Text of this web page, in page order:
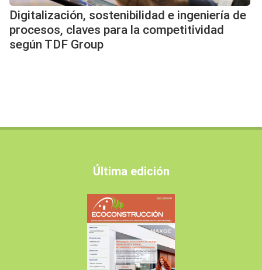
Digitalización, sostenibilidad e ingeniería de
procesos, claves para la competitividad
según TDF Group
Última edición